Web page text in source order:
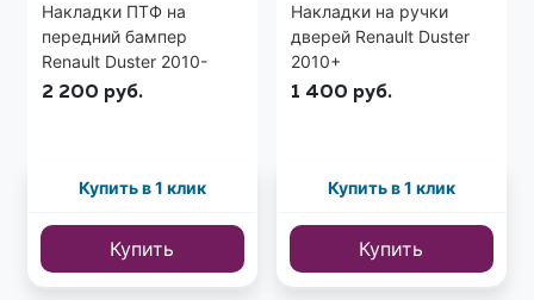
Накладки ПТФ на
передний бампер
Renault Duster 2010-
2015
2 200 руб.
Купить в 1 клик
Купить
Накладки на ручки
дверей Renault Duster
2010+
1 400 руб.
Купить в 1 клик
Купить